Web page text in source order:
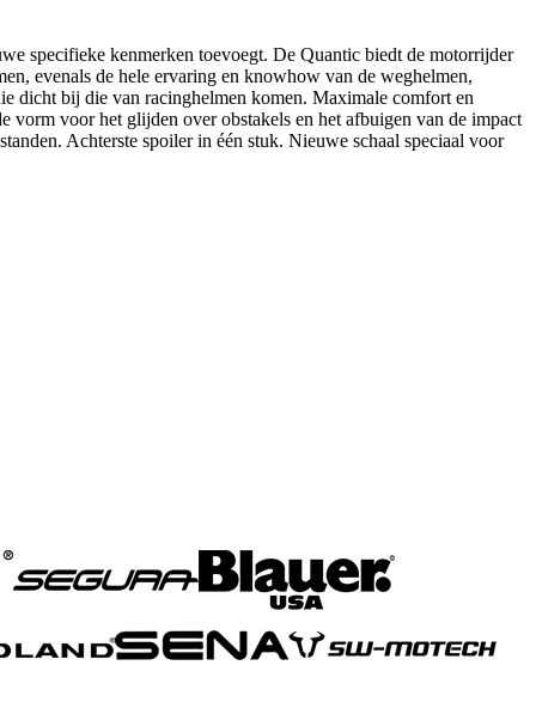
specifieke kenmerken toevoegt. De Quantic biedt de motorrijder
evenals de hele ervaring en knowhow van de weghelmen,
dicht bij die van racinghelmen komen. Maximale comfort en
voor het glijden over obstakels en het afbuigen van de impact
Achterste spoiler in één stuk. Nieuwe schaal speciaal voor